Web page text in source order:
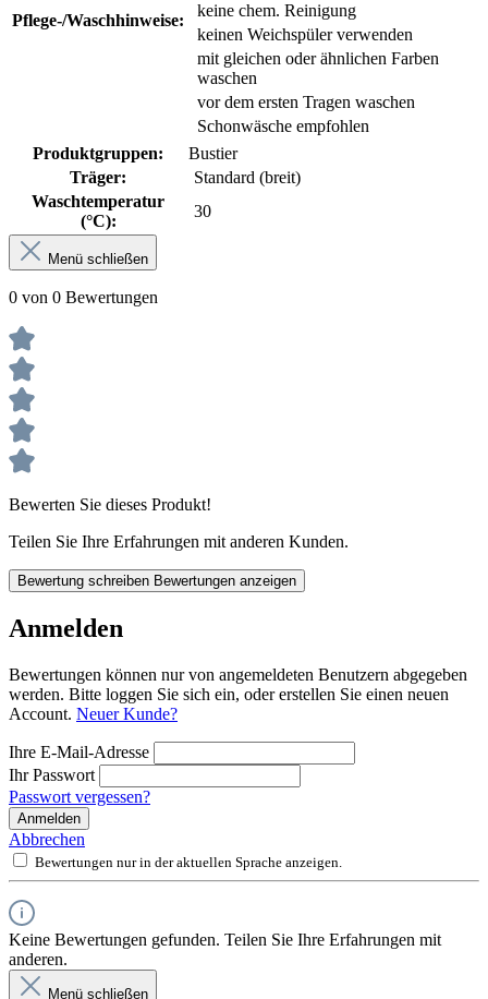
Pflege-/Waschhinweise:
keine chem. Reinigung
keinen Weichspüler verwenden
mit gleichen oder ähnlichen Farben
waschen
vor dem ersten Tragen waschen
Schonwäsche empfohlen
Produktgruppen:
Bustier
Träger:
Standard (breit)
Waschtemperatur
(°C):
30
Menü schließen
0 von 0 Bewertungen
Bewerten Sie dieses Produkt!
Teilen Sie Ihre Erfahrungen mit anderen Kunden.
Bewertung schreiben Bewertungen anzeigen
Anmelden
Bewertungen können nur von angemeldeten Benutzern abgegeben
werden. Bitte loggen Sie sich ein, oder erstellen Sie einen neuen
Account. Neuer Kunde?
Ihre E-Mail-Adresse
Ihr Passwort
Passwort vergessen?
Anmelden
Abbrechen
Bewertungen nur in der aktuellen Sprache anzeigen.
Keine Bewertungen gefunden. Teilen Sie Ihre Erfahrungen mit
anderen.
Menü schließen